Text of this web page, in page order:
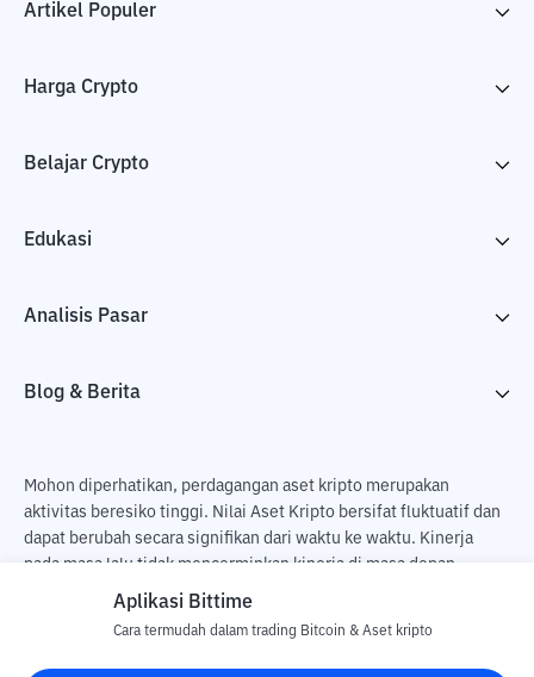
Artikel Populer
Harga Crypto
Belajar Crypto
Edukasi
Analisis Pasar
Blog & Berita
Mohon diperhatikan, perdagangan aset kripto merupakan
aktivitas beresiko tinggi. Nilai Aset Kripto bersifat fluktuatif dan
dapat berubah secara signifikan dari waktu ke waktu. Kinerja
pada masa lalu tidak mencerminkan kinerja di masa depan.
Terdapat risiko kehilangan sebagai dampak dari membeli dan
pengguna. PT Utama Aset Digital Indonesia (Bittime) tidak
bertanggung jawab atas perubahan fluktuasi dari nilai tukar Aset
Aplikasi Bittime
Cara termudah dalam trading Bitcoin & Aset kripto